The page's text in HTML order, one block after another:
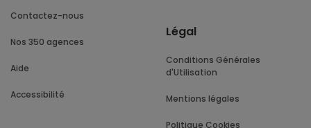
Contactez-nous
Nos 350 agences
Aide
Accessibilité
Légal
Conditions Générales
d'Utilisation
Mentions légales
Politique Cookies